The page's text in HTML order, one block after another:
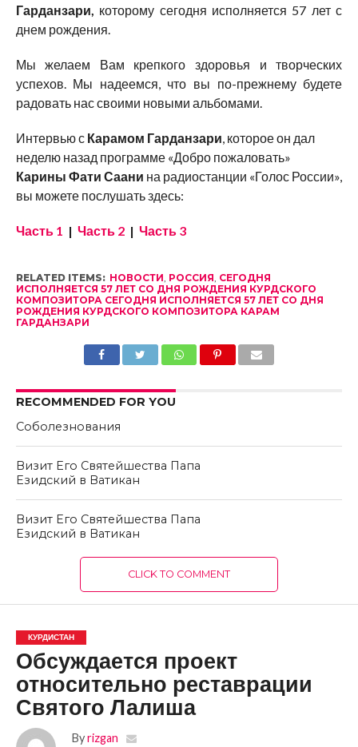
Гарданзари, которому сегодня исполняется 57 лет с
днем рождения.
Мы желаем Вам крепкого здоровья и творческих
успехов. Мы надеемся, что вы по-прежнему будете
радовать нас своими новыми альбомами.
Интервью с Карамом Гарданзари, которое он дал
неделю назад программе «Добро пожаловать»
Карины Фати Саани на радиостанции «Голос России»,
вы можете послушать здесь:
Часть 1 | Часть 2| Часть 3
RELATED ITEMS: НОВОСТИ, РОССИЯ, СЕГОДНЯ
ИСПОЛНЯЕТСЯ 57 ЛЕТ СО ДНЯ РОЖДЕНИЯ КУРДСКОГО
КОМПОЗИТОРА СЕГОДНЯ ИСПОЛНЯЕТСЯ 57 ЛЕТ СО ДНЯ
РОЖДЕНИЯ КУРДСКОГО КОМПОЗИТОРА КАРАМ
ГАРДАНЗАРИ
RECOMMENDED FOR YOU
Соболезнования
Визит Его Святейшества Папа
Езидский в Ватикан
Визит Его Святейшества Папа
Езидский в Ватикан
CLICK TO COMMENT
КУРДИСТАН
Обсуждается проект
относительно реставрации
Святого Лалиша
By rizgan